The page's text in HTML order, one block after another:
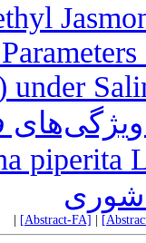
under
[Abstract-FA]